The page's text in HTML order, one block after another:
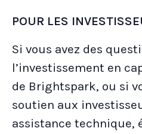
POUR LES
Si vous avez des
l’investissement en
de Brightspark, ou si
soutien aux
assistance technique,